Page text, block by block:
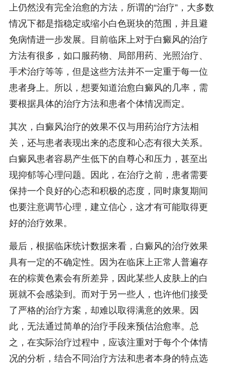
上仍然没有完全治愈的方法，所谓的“治疗”，大多数
情况下都是指稳定或缩小白色斑块的范围，并且避
免病情进一步发展。目前临床上对于白癜风的治疗
方法有很多，如口服药物、局部用药、光照治疗、
手术治疗等等，但是这些方法并不一定重于每一位
患者身上。所以，想要知道治愈白癜风的几率，需
要根据具体的治疗方法和患者个体情况而定。
其次，白癜风治疗的效果不仅与用药治疗方法相
关，还与患者表现出来的态度和心态有很大关系。
白癜风患者容易产生低下的自尊心和压力，甚至出
现抑郁等心理问题。因此，在治疗之前，患者需要
保持一个良好的心态和积极的态度，同时康复期间
也要注意调节心理，建立信心，这才有可能取得更
好的治疗效果。
最后，根据临床统计数据来看，白癜风的治疗效果
具有一定的不确定性。因为在临床上正常人普遍存
在的棕黄色素会有所差异，因此某些人皮肤上的白
斑就不会感染到。而对于另一些人，也许他们接受
了严格的治疗方案，却难以取得满意的效果。因
此，无法通过简单的治疗手段来预估治愈率。总
之，在实际治疗过程中，应该注重对于每个个体情
况的分析，结合不同治疗方法和患者本身的特点选